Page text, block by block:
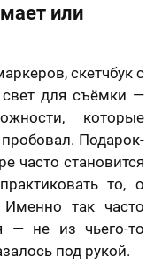
или
скетчбук с
для съёмки —
которые
Подарок-
часто становится
то, о
так часто
— не из чьего-то
под рукой.